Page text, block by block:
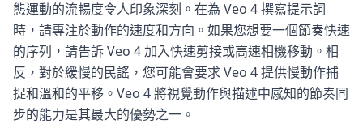
態運動的流暢度令人印象深刻。在為 Veo 4 撰寫提示詞
時，請專注於動作的速度和方向。如果您想要一個節奏快速
的序列，請告訴 Veo 4 加入快速剪接或高速相機移動。相
反，對於緩慢的民謠，您可能會要求 Veo 4 提供慢動作捕
捉和溫和的平移。Veo 4 將視覺動作與描述中感知的節奏同
步的能力是其最大的優勢之一。